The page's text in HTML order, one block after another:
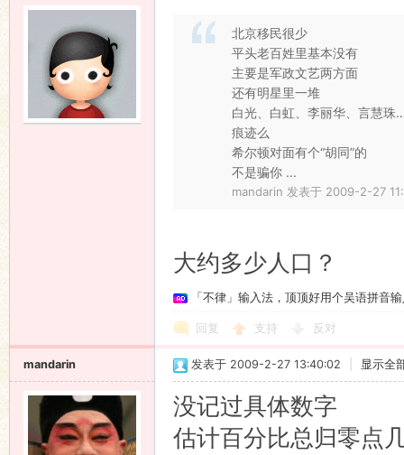
北京移民很少
平头老百姓里基本没有
主要是军政文艺两方面
还有明星里一堆
白光、白虹、李丽华、言慧
痕迹么
希尔顿对面有个“胡同”的
不是骗你 ...
mandarin 发表于 2009-2-27
大约多少人口？
「不律」输入法，顶顶好用个吴语拼音
回复 支持 反对
mandarin 发表于 2009-2-27 13:40:02 显示全
没记过具体数字
估计百分比总归零点